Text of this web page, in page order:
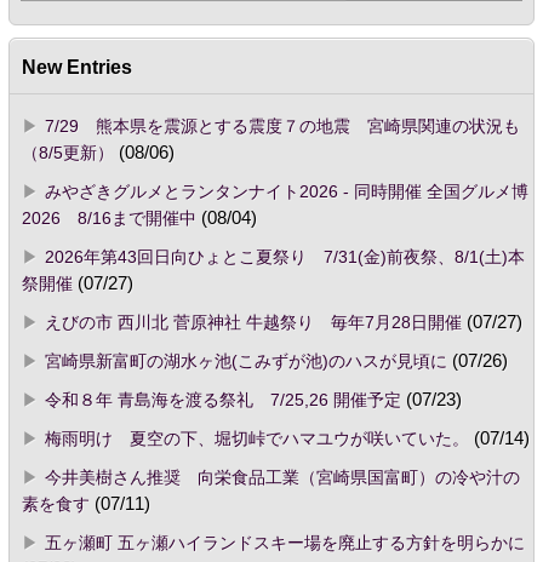
New Entries
7/29 熊本県を震源とする震度７の地震 宮崎県関連の状況も
（8/5更新）
(08/06)
みやざきグルメとランタンナイト2026 - 同時開催 全国グルメ博
2026 8/16まで開催中 (08/04)
2026年第43回日向ひょとこ夏祭り 7/31(金)前夜祭、8/1(土)本
祭開催(07/27)
えびの市 西川北 菅原神社 牛越祭り 毎年7月28日開催(07/27)
宮崎県新富町の湖水ヶ池(こみずが池)のハスが見頃に (07/26)
令和８年 青島海を渡る祭礼 7/25,26 開催予定 (07/23)
梅雨明け 夏空の下、堀切峠でハマユウが咲いていた。
(07/14)
今井美樹さん推奨 向栄食品工業（宮崎県国富町）の冷や汁の
素を食す (07/11)
五ヶ瀬町 五ヶ瀬ハイランドスキー場を廃止する方針を明らかに